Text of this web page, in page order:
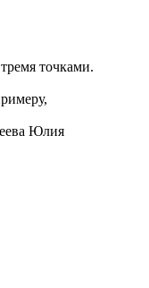
точками.
Юлия